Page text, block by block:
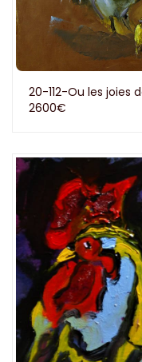
20-112-Ou les joies
2600€